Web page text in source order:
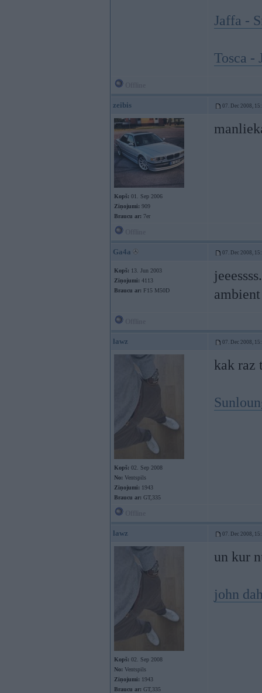
Jaffa -
Tosca -
zeibis 07. Dec 2008,
Kopš: 01. Sep 2006
Ziņojumi: 909
Braucu ar: 7er
Ga4a 07. Dec 2008,
Kopš: 13. Jun 2003
Ziņojumi: 4113
Braucu ar: F15 M50D
lawz 07. Dec 2008,
Kopš: 02. Sep 2008
No: Ventspils
Ziņojumi: 1943
Braucu ar: GT,335
kak raz
lawz 07. Dec 2008,
Kopš: 02. Sep 2008
No: Ventspils
Ziņojumi: 1943
Braucu ar: GT,335
un kur
john